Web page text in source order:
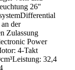
26"
der
Zulassung
Power
4-Takt
32,4